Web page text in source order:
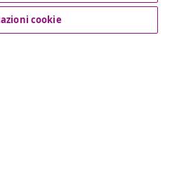
cookie